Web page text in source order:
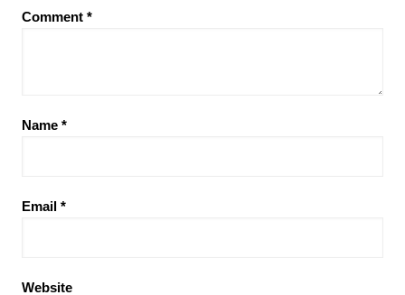
Comment *
Name *
Email *
Website